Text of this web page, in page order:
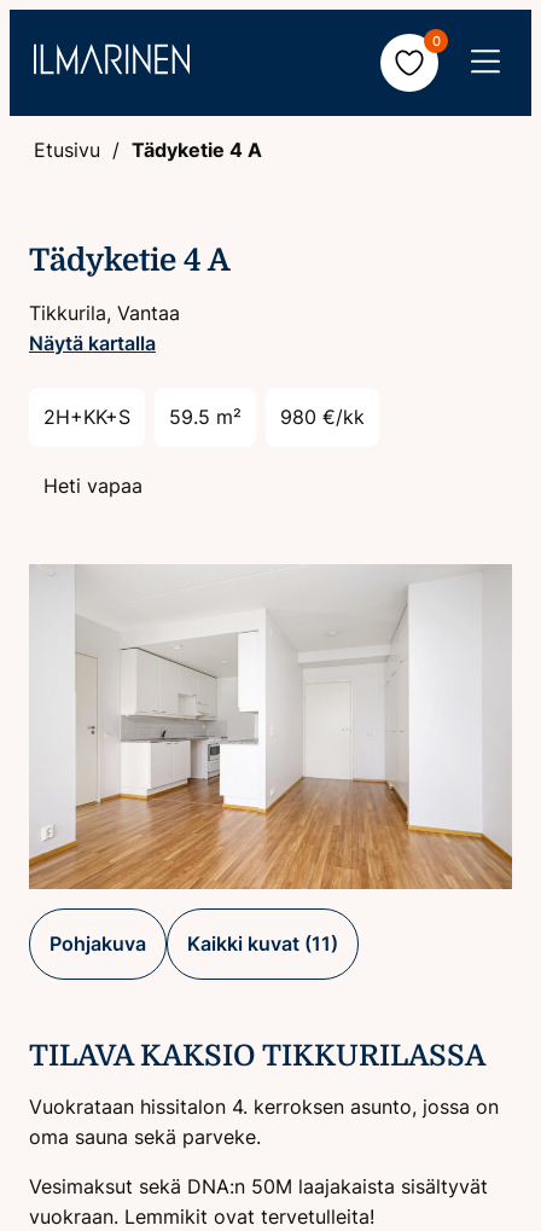
sisältöön
0
Avaa
valikko
Etusivu Tädyketie 4 A
Tädyketie 4 A
Tikkurila, Vantaa
Näytä kartalla
2H+KK+S 59.5 m² 980 €/kk
Heti vapaa
Pohjakuva Kaikki kuvat (11)
TILAVA KAKSIO TIKKURILASSA
Vuokrataan hissitalon 4. kerroksen asunto, jossa on
oma sauna sekä parveke.
Vesimaksut sekä DNA:n 50M laajakaista sisältyvät
vuokraan. Lemmikit ovat tervetulleita!